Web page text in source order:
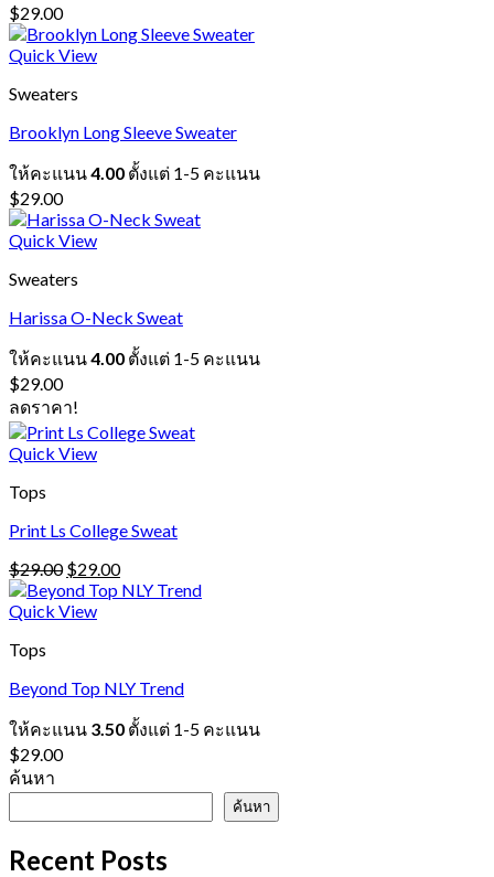
$29.00
Quick View
Sweaters
Brooklyn Long Sleeve Sweater
ให้คะแนน4.00 ตั้งแต่ 1-5 คะแนน
$29.00
Quick View
Sweaters
Harissa O-Neck Sweat
ให้คะแนน4.00 ตั้งแต่ 1-5 คะแนน
$29.00
ลดราคา!
Quick View
Tops
Print Ls College Sweat
$29.00 Original
price
was:
$29.00Current
price
Quick View
Tops
Beyond Top NLY Trend
ให้คะแนน 3.50 ตั้งแต่ 1-5 คะแนน
$29.00
ค้นหา
ค้นหา
Recent Posts